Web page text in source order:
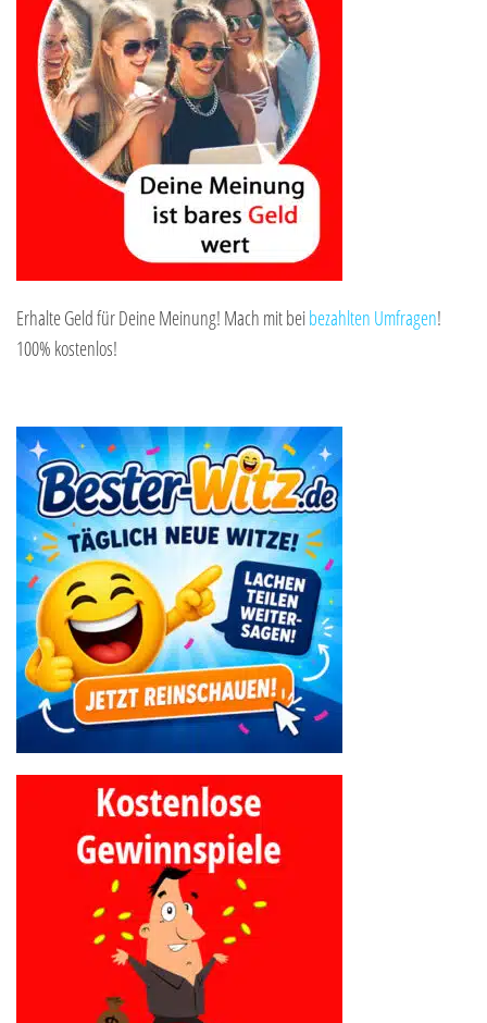
Erhalte Geld für Deine Meinung! Mach mit beibezahlten Umfragen!
100% kostenlos!